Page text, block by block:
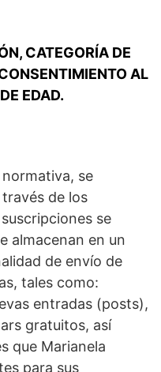
CATEGORÍA DE
AL
EDAD.
se
través de los
se
almacenan en un
de envío de
tales como:
entradas (posts),
gratuitos, así
que Marianela
para sus